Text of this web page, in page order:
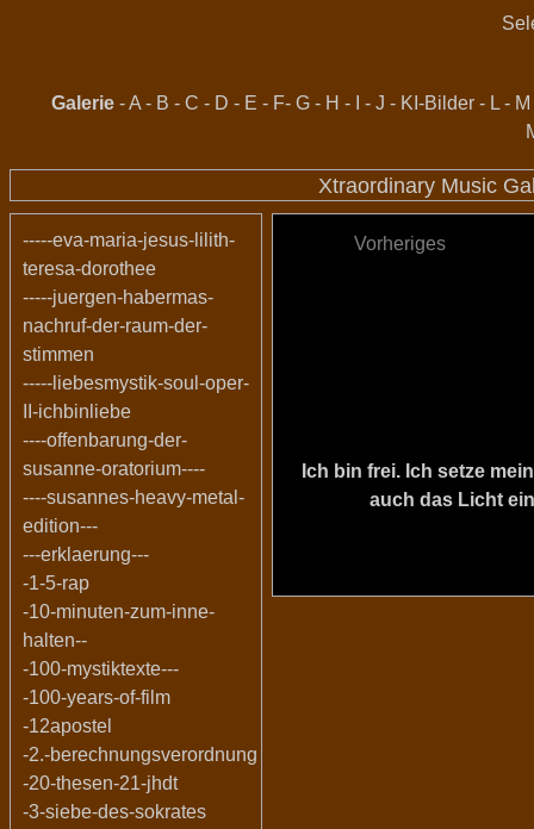
Galerie -A - B - C - D - E - F- G - H - - J - KI-Bilder - L - M
Xtraordinary Music
-----eva-maria-jesus-lilith-
teresa-dorothee
-----juergen-habermas-
nachruf-der-raum-der-
stimmen
-----liebesmystik-soul-oper-
II-ichbinliebe
----offenbarung-der-
susanne-oratorium----
----susannes-heavy-metal-
edition---
---erklaerung---
-1-5-rap
-10-minuten-zum-inne-
halten--
-100-mystiktexte---
-100-years-of-film
-12apostel
-2.-berechnungsverordnung
-20-thesen-21-jhdt
-3-siebe-des-sokrates
Vorheriges
Ich bin frei. Ich setze
auch das Licht